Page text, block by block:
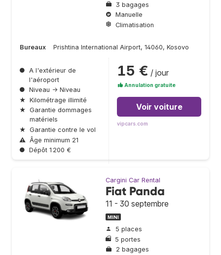
3 bagages
Manuelle
Climatisation
Bureaux Prishtina International Airport, 14060, Kosovo
● A l'extérieur de
l'aéroport
● Niveau → Niveau
★ Kilométrage illimité
★ Garantie dommages
matériels
★ Garantie contre le vol
⚠ Âge minimum 21
● Dépôt 1 200 €
15 € / jour
Annulation gratuite
Voir voiture
vipcars.com
Cargini Car Rental
Fiat Panda
11 - 30 septembre
MINI
5 places
5 portes
2 bagages